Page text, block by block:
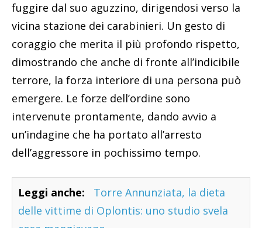
fuggire dal suo aguzzino, dirigendosi verso la
vicina stazione dei carabinieri. Un gesto di
coraggio che merita il più profondo rispetto,
dimostrando che anche di fronte all’indicibile
terrore, la forza interiore di una persona può
emergere. Le forze dell’ordine sono
intervenute prontamente, dando avvio a
un’indagine che ha portato all’arresto
dell’aggressore in pochissimo tempo.
Leggi anche:
Torre Annunziata, la dieta
delle vittime di Oplontis: uno studio svela